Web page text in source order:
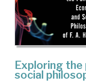
Exploring the
social